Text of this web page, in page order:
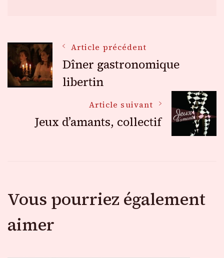
Navigation
des
articles
Article précédent
Dîner gastronomique
libertin
Article suivant
Jeux d’amants, collectif
Vous pourriez également
aimer